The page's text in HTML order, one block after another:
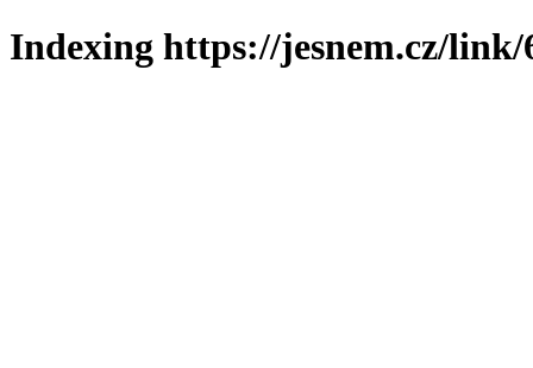
Indexing https://jesnem.cz/link/